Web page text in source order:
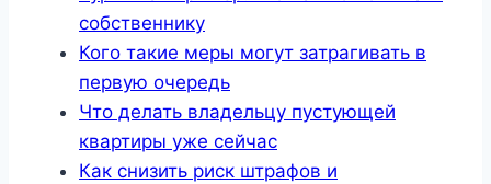
собственнику
Кого такие меры могут затрагивать в
первую очередь
Что делать владельцу пустующей
квартиры уже сейчас
Как снизить риск штрафов и